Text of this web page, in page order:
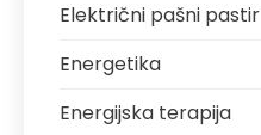
Električni pašni pastir
Energetika
Energijska terapija